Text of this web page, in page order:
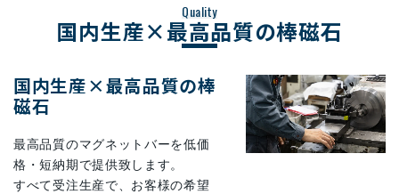
Quality
国内生産×最高品質の棒磁石
国内生産×最高品質の棒
磁石
最高品質のマグネットバーを低価
格・短納期で提供致します。
すべて受注生産で、お客様の希望